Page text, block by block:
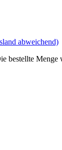
abweichend)
bestellte